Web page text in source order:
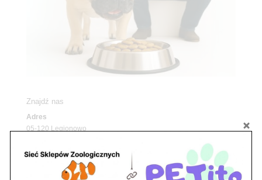
Znajdź nas
Adres
05-120 Legionowo
pawilon 134
tel./fax. 22 784 71 96